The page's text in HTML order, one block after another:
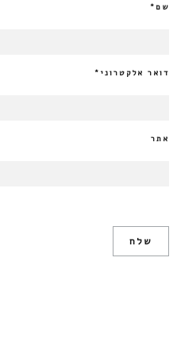
שם*
דואר אלקטרוני *
אתר